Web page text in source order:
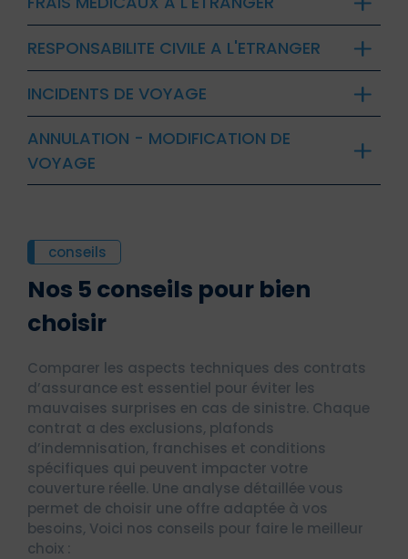
RESPONSABILITE CIVILE A L'ETRANGER
INCIDENTS DE VOYAGE
ANNULATION - MODIFICATION DE
VOYAGE
conseils
Nos 5 conseils pour bien
choisir
Comparer les aspects techniques des contrats
d’assurance est essentiel pour éviter les
mauvaises surprises en cas de sinistre. Chaque
contrat a des exclusions, plafonds
d’indemnisation, franchises et conditions
spécifiques qui peuvent impacter votre
couverture réelle. Une analyse détaillée vous
permet de choisir une offre adaptée à vos
besoins, Voici nos conseils pour faire le meilleur
choix :